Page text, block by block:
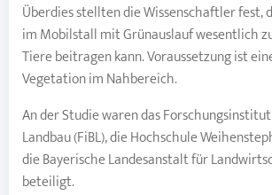
Überdies stellten die Wissenschaftler fest,
im Mobilstall mit Grünauslauf wesentlich
Tiere beitragen kann. Voraussetzung ist
Vegetation im Nahbereich.
An der Studie waren das
Landbau (FiBL), die Hochschule
die Bayerische Landesanstalt für
beteiligt.